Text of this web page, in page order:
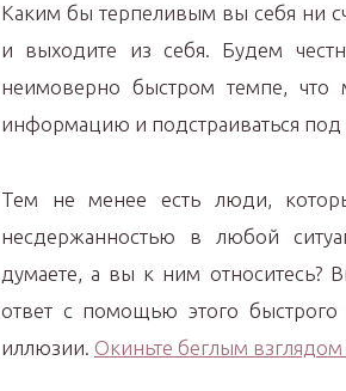
Каким бы терпеливым вы себя ни
и выходите из себя. Будем
неимоверно быстром темпе, что
информацию и подстраиваться под
Тем не менее есть люди,
несдержанностью в любой
думаете, а вы к ним относитесь?
ответ с помощью этого быстрого
иллюзии. Окиньте беглым взглядом